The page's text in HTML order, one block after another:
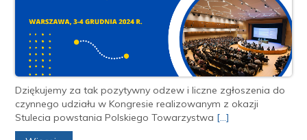
Dziękujemy za tak pozytywny odzew i liczne zgłoszenia do
czynnego udziału w Kongresie realizowanym z okazji
Stulecia powstania Polskiego Towarzystwa [...]